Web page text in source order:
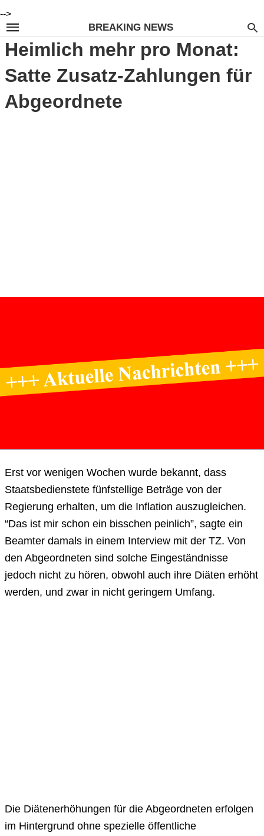
-->
BREAKING NEWS
Heimlich mehr pro Monat:
Satte Zusatz-Zahlungen für
Abgeordnete
Erst vor wenigen Wochen wurde bekannt, dass
Staatsbedienstete fünfstellige Beträge von der
Regierung erhalten, um die Inflation auszugleichen.
“Das ist mir schon ein bisschen peinlich”, sagte ein
Beamter damals in einem Interview mit der TZ. Von
den Abgeordneten sind solche Eingeständnisse
jedoch nicht zu hören, obwohl auch ihre Diäten erhöht
werden, und zwar in nicht geringem Umfang.
Die Diätenerhöhungen für die Abgeordneten erfolgen
im Hintergrund ohne spezielle öffentliche